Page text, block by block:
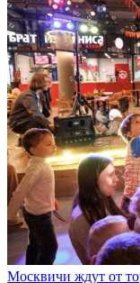
Москвичи ждут от